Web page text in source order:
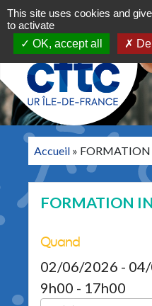
Aller au contenu
Accueil »
FORMATION
Quand
02/06/2026 -
9h00 - 17h00
This site uses cookies and
to activate
OK, accept all